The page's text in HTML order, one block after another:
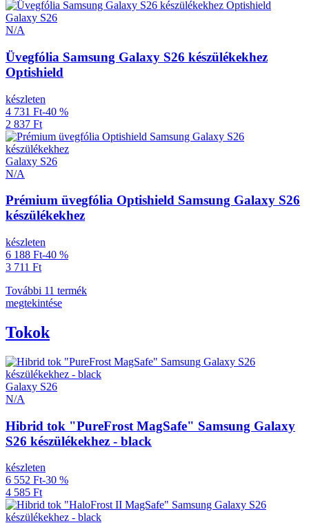
Galaxy S26
N/A
Üvegfólia Samsung Galaxy S26 készülékekhez
Optishield
készleten
4 731 Ft-40 %
2 837 Ft
Galaxy S26
N/A
Prémium üvegfólia Optishield Samsung Galaxy S26
készülékekhez
készleten
6 188 Ft-40 %
3 711 Ft
További 11 termék
megtekintése
Tokok
Galaxy S26
N/A
Hibrid tok "PureFrost MagSafe" Samsung Galaxy
S26 készülékekhez - black
készleten
6 552 Ft-30 %
4 585 Ft